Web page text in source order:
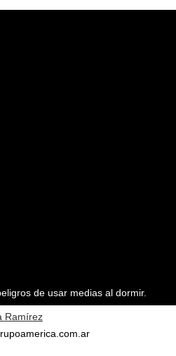
de usar medias al dormir.
Ramírez